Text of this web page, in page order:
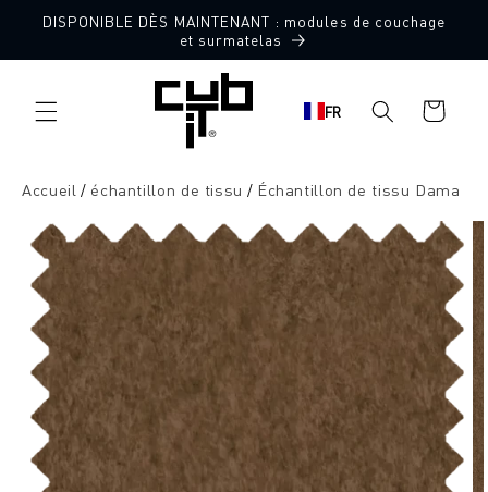
directement
DISPONIBLE DÈS MAINTENANT : modules de couchage
et surmatelas
FR
Panier
d'achat
Accueil échantillon de tissu Échantillon de tissu Dama
l'information
sur le
produit
10 échantillons de tissu gratuits